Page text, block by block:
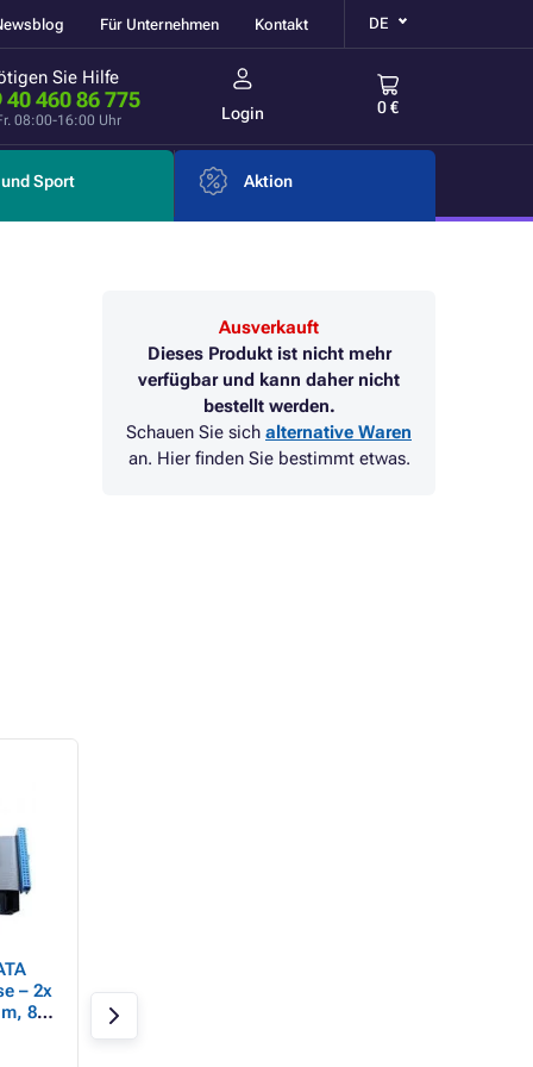
Für Unternehmen Kontakt DE
Sie Hilfe
40 460 86 775
08:00-16:00 Uhr Login 0 €
Sport Aktion
Ausverkauft
Dieses Produkt ist nicht mehr
verfügbar und kann daher nicht
bestellt werden.
Schauen Sie sich alternative Waren
an. Hier finden Sie bestimmt etwas.
– 2x
80
HDMI-Stecker-
Videokabel, 5 m,
schwarz, AUSVERKAUF
Auf Lager > 20 Stk.